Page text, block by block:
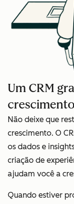
Um CRM
Não deixe que
crescimento. O
os dados e
criação de
ajudam você a
Quando estiver